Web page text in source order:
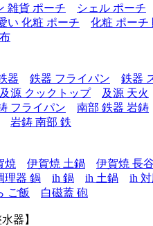
雑貨 ポーチ シェル ポーチ
い 化粧 ポーチ 化粧 ポーチ
器 鉄器 フライパン 鉄器
源 クックトップ 及源 天火
フライパン 南部 鉄器 岩鋳
岩鋳 南部 鉄
焼 伊賀焼 土鍋 伊賀焼 長
理器 鍋 ih 鍋 ih 土鍋 ih
ご飯 白磁蓋 砲
器】